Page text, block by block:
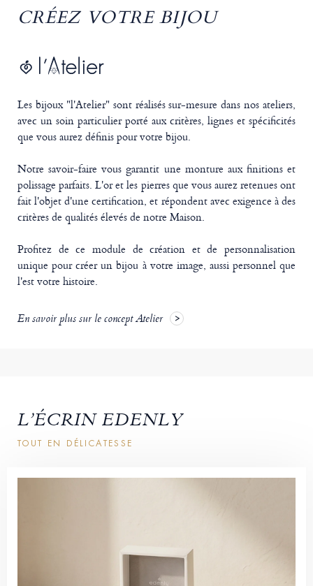
CRÉEZ VOTRE BIJOU
Les bijoux "l'Atelier" sont réalisés sur-mesure dans nos ateliers,
avec un soin particulier porté aux critères, lignes et spécificités
que vous aurez définis pour votre bijou.
Notre savoir-faire vous garantit une monture aux finitions et
polissage parfaits. L'or et les pierres que vous aurez retenues ont
fait l'objet d'une certification, et répondent avec exigence à des
critères de qualités élevés de notre Maison.
Profitez de ce module de création et de personnalisation
unique pour créer un bijou à votre image, aussi personnel que
l'est votre histoire.
En savoir plus sur le concept Atelier
L’ÉCRIN EDENLY
TOUT EN DÉLICATESSE